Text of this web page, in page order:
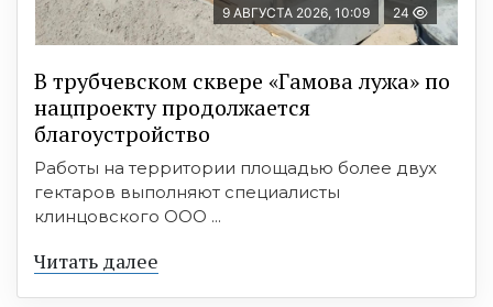
9 АВГУСТА 2026, 10:09 24
В трубчевском сквере «Гамова лужа» по
нацпроекту продолжается
благоустройство
Работы на территории площадью более двух
гектаров выполняют специалисты
клинцовского ООО ...
Читать далее